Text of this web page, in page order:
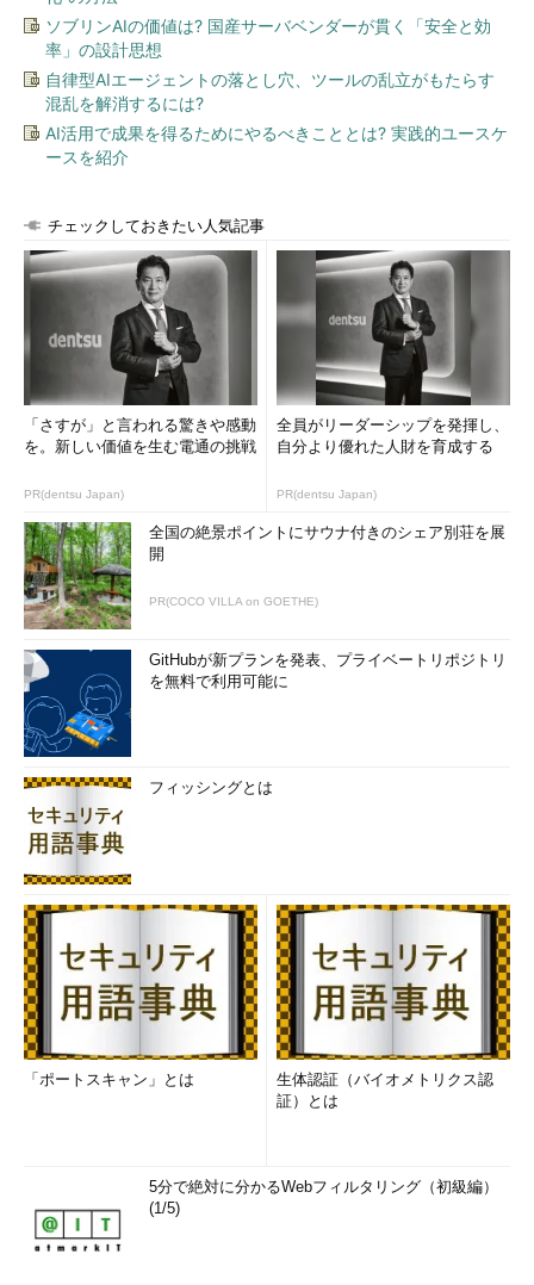
ソブリンAIの価値は? 国産サーバベンダーが貫く「安全と効
率」の設計思想
自律型AIエージェントの落とし穴、ツールの乱立がもたらす
混乱を解消するには?
AI活用で成果を得るためにやるべきこととは? 実践的ユースケ
ースを紹介
チェックしておきたい人気記事
「さすが」と言われる驚きや感動
を。新しい価値を生む電通の挑戦
PR(dentsu Japan)
全員がリーダーシップを発揮し、
自分より優れた人財を育成する
PR(dentsu Japan)
全国の絶景ポイントにサウナ付きのシェア別荘を展
開
PR(COCO VILLA on GOETHE)
GitHubが新プランを発表、プライベートリポジトリ
を無料で利用可能に
フィッシングとは
「ポートスキャン」とは
生体認証（バイオメトリクス認
証）とは
5分で絶対に分かるWebフィルタリング（初級編）
(1/5)